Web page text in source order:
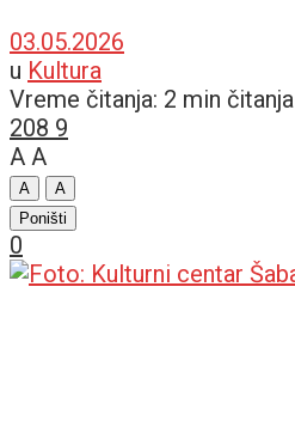
03.05.2026
u Kultura
Vreme čitanja: 2 min čitanja
208 9
A A
A
A
Poništi
0